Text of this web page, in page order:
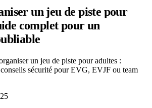
un jeu de piste pour
complet pour un
un jeu de piste pour adultes :
sécurité pour EVG, EVJF ou team